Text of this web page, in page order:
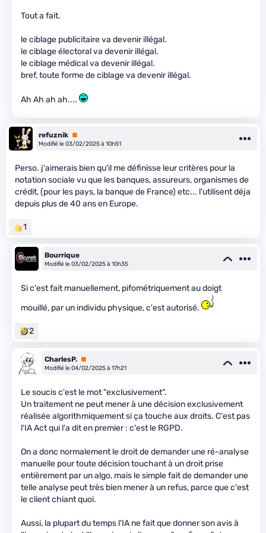
Tout a fait.
le ciblage publicitaire va devenir illégal.
le ciblage électoral va devenir illégal.
le ciblage médical va devenir illégal.
bref, toute forme de ciblage va devenir illégal.
Ah Ah ah ah....
refuznik Premium
Modifié le 03/02/2025 à 10h51
Perso. j'aimerais bien qu'il me définisse leur critères pour la
notation sociale vu que les banques, assureurs, organismes de
crédit, (pour les pays, la banque de France) etc... l'utilisent déja
depuis plus de 40 ans en Europe.
1
Bourrique
Modifié le 03/02/2025 à 10h35
Si c'est fait manuellement, pifométriquement au doigt
mouillé, par un individu physique, c'est autorisé.
2
CharlesP. Premium
Modifié le 04/02/2025 à 17h21
Le soucis c'est le mot "exclusivement".
Un traitement ne peut mener à une décision exclusivement
réalisée algorithmiquement si ça touche aux droits. C'est pas
l'IA Act qui l'a dit en premier : c'est le RGPD.
On a donc normalement le droit de demander une ré-analyse
manuelle pour toute décision touchant à un droit prise
entièrement par un algo, mais le simple fait de demander une
telle analyse peut très bien mener à un refus, parce que c'est
le client chiant quoi.
Aussi, la plupart du temps l'IA ne fait que donner son avis à